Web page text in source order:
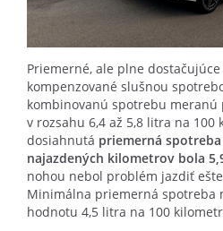
Priemerné, ale plne
kompenzované slušnou
kombinovanú spotrebu meranú
v rozsahu 6,4 až 5,8 litra na 100
dosiahnutá priemerná
najazdených kilometrov bola
nohou nebol problém jazdiť
Minimálna priemerná spotreba
hodnotu 4,5 litra na 100